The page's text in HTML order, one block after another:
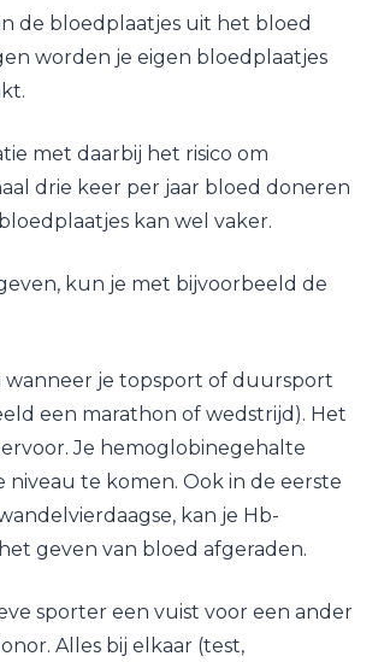
de bloedplaatjes uit het bloed
worden je eigen bloedplaatjes
met daarbij het risico om
drie keer per jaar bloed doneren
kan wel vaker.
kun je met bijvoorbeeld de
wanneer je topsport of duursport
een marathon of wedstrijd). Het
Je hemoglobinegehalte
te komen. Ook in de eerste
kan je Hb-
geven van bloed afgeraden.
sporter een vuist voor een ander
Alles bij elkaar (test,